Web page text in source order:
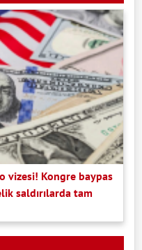
vizesi! Kongre baypas
saldırılarda tam